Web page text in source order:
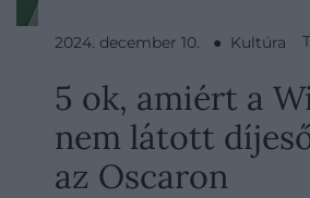
2024. december 10. ● Kultúra
5 ok, amiért a
nem látott
az Oscaron